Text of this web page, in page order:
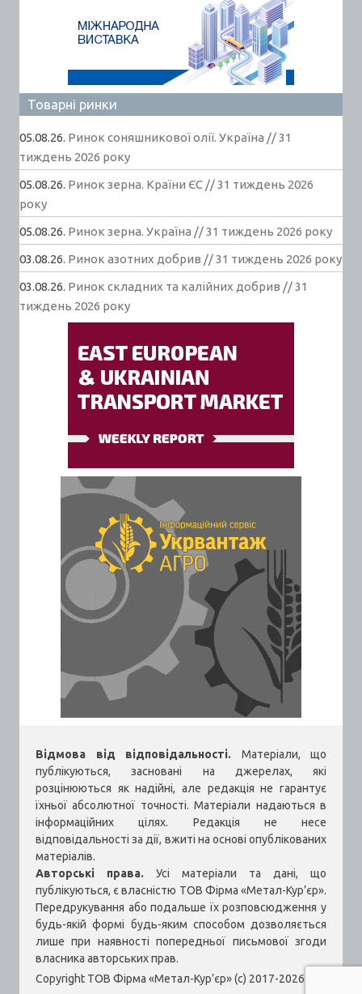
Товарні ринки
05.08.26. Ринок соняшникової олії. Україна // 31
тиждень 2026 року
05.08.26. Ринок зерна. Країни ЄС // 31 тиждень 2026
року
05.08.26. Ринок зерна. Україна // 31 тиждень 2026 року
03.08.26. Ринок азотних добрив // 31 тиждень 2026 року
03.08.26. Ринок складних та калійних добрив // 31
тиждень 2026 року
Відмова від відповідальності. Матеріали, що
публікуються, засновані на джерелах, які
розцінюються як надійні, але редакція не гарантує
їхньої абсолютної точності. Матеріали надаються в
інформаційних цілях. Редакція не несе
відповідальності за дії, вжиті на основі опублікованих
матеріалів.
Авторські права. Усі матеріали та дані, що
публікуються, є власністю ТОВ Фірма «Метал-Кур’єр».
Передрукування або подальше їх розповсюдження у
будь-якій формі будь-яким способом дозволяється
лише при наявності попередньої письмової згоди
власника авторських прав.
Copyright ТОВ Фірма «Метал-Кур’єр» (c) 2017-2026